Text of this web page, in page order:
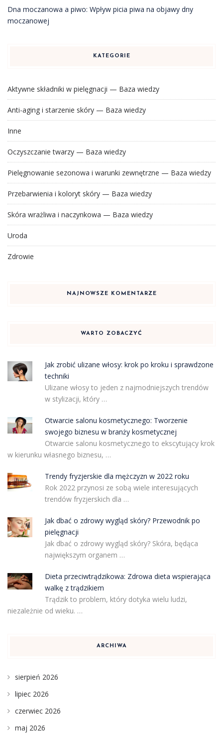
Dna moczanowa a piwo: Wpływ picia piwa na objawy dny
moczanowej
KATEGORIE
Aktywne składniki w pielęgnacji — Baza wiedzy
Anti-aging i starzenie skóry — Baza wiedzy
Inne
Oczyszczanie twarzy — Baza wiedzy
Pielęgnowanie sezonowa i warunki zewnętrzne — Baza wiedzy
Przebarwienia i koloryt skóry — Baza wiedzy
Skóra wrażliwa i naczynkowa — Baza wiedzy
Uroda
Zdrowie
NAJNOWSZE KOMENTARZE
WARTO ZOBACZYĆ
Jak zrobić ulizane włosy: krok po kroku i sprawdzone
techniki
Ulizane włosy to jeden z najmodniejszych trendów
w stylizacji, który …
Otwarcie salonu kosmetycznego: Tworzenie
swojego biznesu w branży kosmetycznej
Otwarcie salonu kosmetycznego to ekscytujący krok
w kierunku własnego biznesu, …
Trendy fryzjerskie dla mężczyzn w 2022 roku
Rok 2022 przynosi ze sobą wiele interesujących
trendów fryzjerskich dla …
Jak dbać o zdrowy wygląd skóry? Przewodnik po
pielęgnacji
Jak dbać o zdrowy wygląd skóry? Skóra, będąca
największym organem …
Dieta przeciwtrądzikowa: Zdrowa dieta wspierająca
walkę z trądzikiem
Trądzik to problem, który dotyka wielu ludzi,
niezależnie od wieku. …
ARCHIWA
sierpień 2026
lipiec 2026
czerwiec 2026
maj 2026